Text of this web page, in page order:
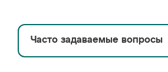
Часто задаваемые вопросы